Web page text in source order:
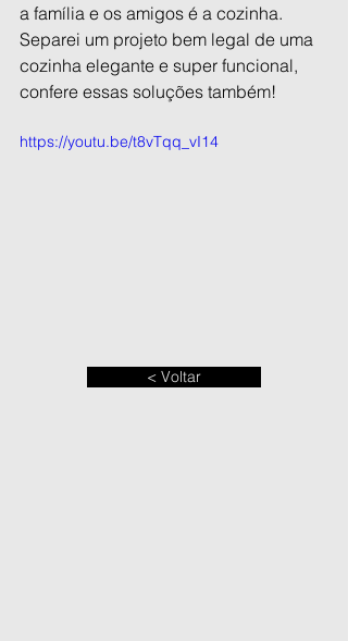
a família e os amigos é a cozinha.
Separei um projeto bem legal de uma
cozinha elegante e super funcional,
confere essas soluções também!
https://youtu.be/t8vTqq_vI14
< Voltar